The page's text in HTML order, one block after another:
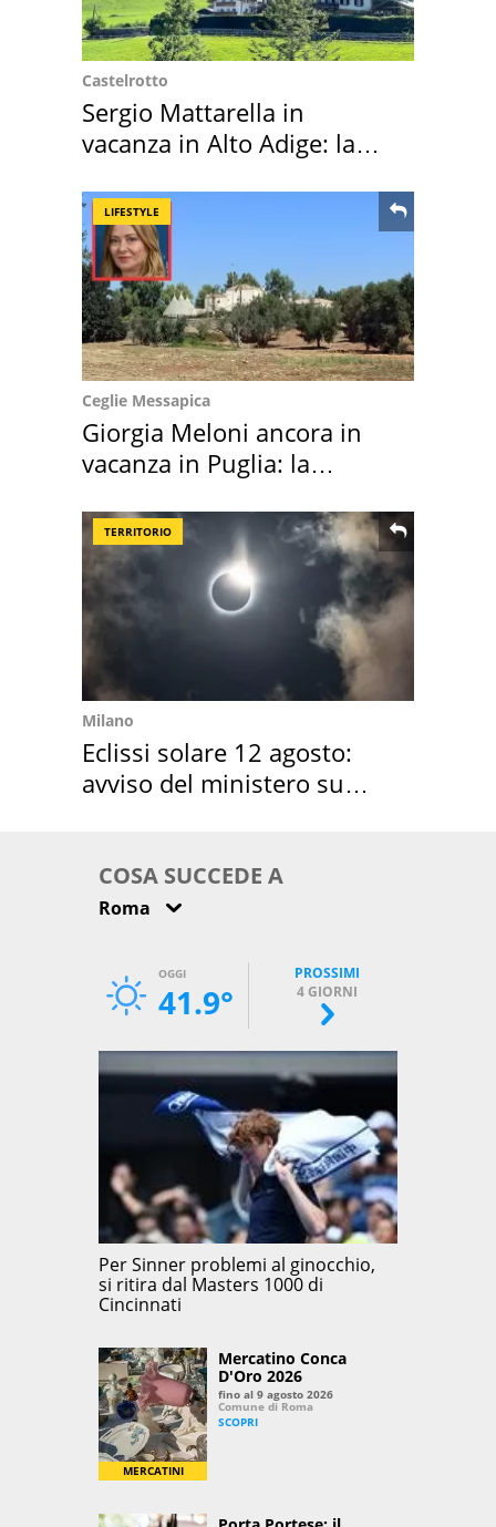
Castelrotto
Sergio Mattarella in
vacanza in Alto Adige: la
LIFESTYLE
Ceglie Messapica
Giorgia Meloni ancora in
vacanza in Puglia: la
TERRITORIO
Milano
Eclissi solare 12 agosto:
avviso del ministero su